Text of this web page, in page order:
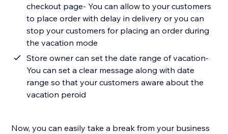
checkout page- You can allow to your customers
to place order with delay in delivery or you can
stop your customers for placing an order during
the vacation mode
Store owner can set the date range of vacation-
You can set a clear message along with date
range so that your customers aware about the
vacation peroid
Now, you can easily take a break from your business